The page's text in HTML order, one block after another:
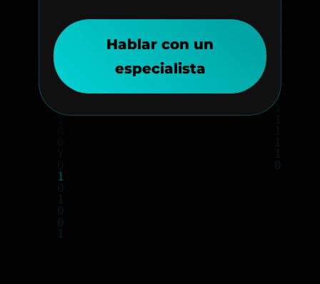
Hablar con un
especialista